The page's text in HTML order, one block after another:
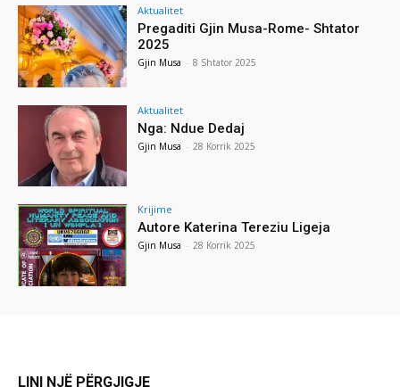
Aktualitet
Pregaditi Gjin Musa-Rome- Shtator
2025
Gjin Musa - 8 Shtator 2025
Aktualitet
Nga: Ndue Dedaj
Gjin Musa - 28 Korrik 2025
Krijime
Autore Katerina Tereziu Ligeja
Gjin Musa - 28 Korrik 2025
LINI NJË PËRGJIGJE